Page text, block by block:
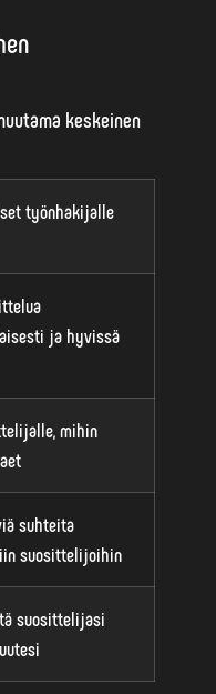
keskeinen
työnhakijalle
ja hyvissä
mihin
suhteita
suosittelijoihin
suosittelijasi